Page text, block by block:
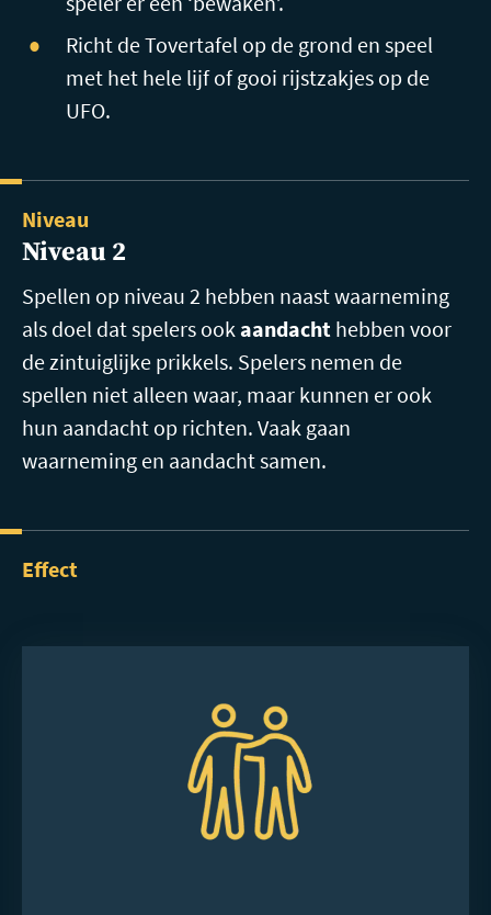
Richt de Tovertafel op de grond en speel
met het hele lijf of gooi rijstzakjes op de
UFO.
Niveau
Niveau 2
Spellen op niveau 2 hebben naast waarneming
als doel dat spelers ookaandacht hebben voor
de zintuiglijke prikkels. Spelers nemen de
spellen niet alleen waar, maar kunnen er ook
hun aandacht op richten. Vaak gaan
waarneming en aandacht samen.
Effect